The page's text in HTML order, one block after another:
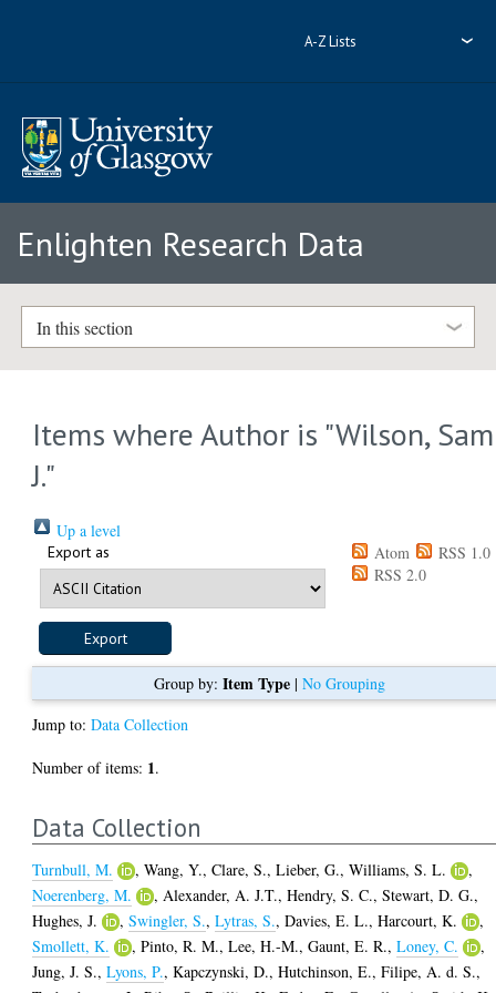
A-Z Lists
Enlighten Research Data
In this section
Items where Author is "Wilson, Sam
J."
Up a level
Export as Atom
RSS 1.0
RSS 2.0
Group by: Item Type| No Grouping
Jump to:Data Collection
Number of items: 1.
Data Collection
Turnbull, M. ,Wang, Y.,Clare, S.,Lieber, G.,Williams, S. L.
,
Noerenberg, M.
, Alexander, A. J.T.,Hendry, S. C.,Stewart, D. G.,
Hughes, J.
,Swingler, S.,Lytras, S.,Davies, E. L.,Harcourt, K.
,
Smollett, K.
,Pinto, R. M.,Lee, H.-M.,Gaunt, E. R.,Loney, C.
,
Jung, J. S.,Lyons, P.,Kapczynski, D.,Hutchinson, E.,Filipe, A. d. S.,